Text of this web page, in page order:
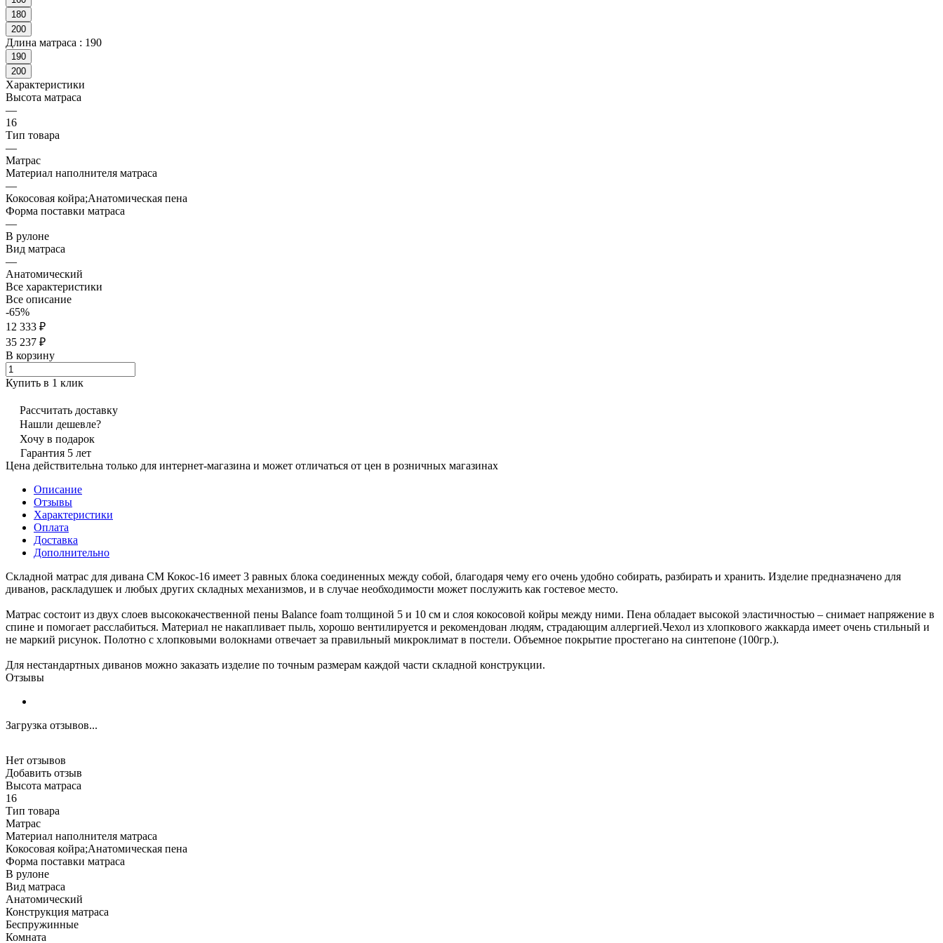
180
200
Длина матраса : 190
190
200
Характеристики
Высота матраса
—
16
Тип товара
—
Матрас
Материал наполнителя матраса
—
Кокосовая койра;Анатомическая пена
Форма поставки матраса
—
В рулоне
Вид матраса
—
Анатомический
Все характеристики
Все описание
-65%
12 333 ₽
35 237 ₽
В корзину
Купить в 1 клик
Рассчитать доставку
Нашли дешевле?
Хочу в подарок
Гарантия 5 лет
Цена действительна только для интернет-магазина и может отличаться от цен в розничных магазинах
Описание
Отзывы
Характеристики
Оплата
Доставка
Дополнительно
Складной матрас для дивана СМ Кокос-16 имеет 3 равных блока соединенных между собой, благодаря чему его очень удобно собирать, разбирать и хранить. Изделие предназначено для
диванов, раскладушек и любых других складных механизмов, и в случае необходимости может послужить как гостевое место.
Матрас состоит из двух слоев высококачественной пены Balance foam толщиной 5 и 10 см и слоя кокосовой койры между ними. Пена обладает высокой эластичностью – снимает напряжение в
спине и помогает расслабиться. Материал не накапливает пыль, хорошо вентилируется и рекомендован людям, страдающим аллергией.Чехол из хлопкового жаккарда имеет очень стильный и
не маркий рисунок. Полотно с хлопковыми волокнами отвечает за правильный микроклимат в постели. Объемное покрытие простегано на синтепоне (100гр.).
Для нестандартных диванов можно заказать изделие по точным размерам каждой части складной конструкции.
Отзывы
Загрузка отзывов...
Нет отзывов
Добавить отзыв
Высота матраса
16
Тип товара
Матрас
Материал наполнителя матраса
Кокосовая койра;Анатомическая пена
Форма поставки матраса
В рулоне
Вид матраса
Анатомический
Конструкция матраса
Беспружинные
Комната